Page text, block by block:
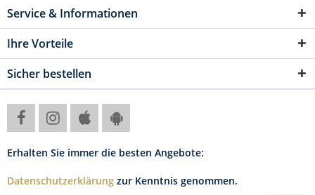
Service & Informationen
Ihre Vorteile
Sicher bestellen
Erhalten Sie immer die besten Angebote:
Datenschutzerklärung zur Kenntnis genommen.